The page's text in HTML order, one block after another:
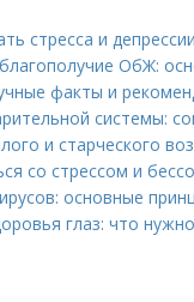
стресса и депрессии
ОбЖ:
факты и
системы:
и старческого
со стрессом и
основные
глаз: что